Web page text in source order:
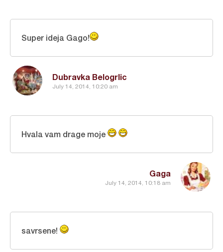
Dubravka Belogrlic
July 14, 2014, 10:20 am
Super ideja Gago!
Gaga
July 14, 2014, 10:18 am
Hvala vam drage moje
savrsene!